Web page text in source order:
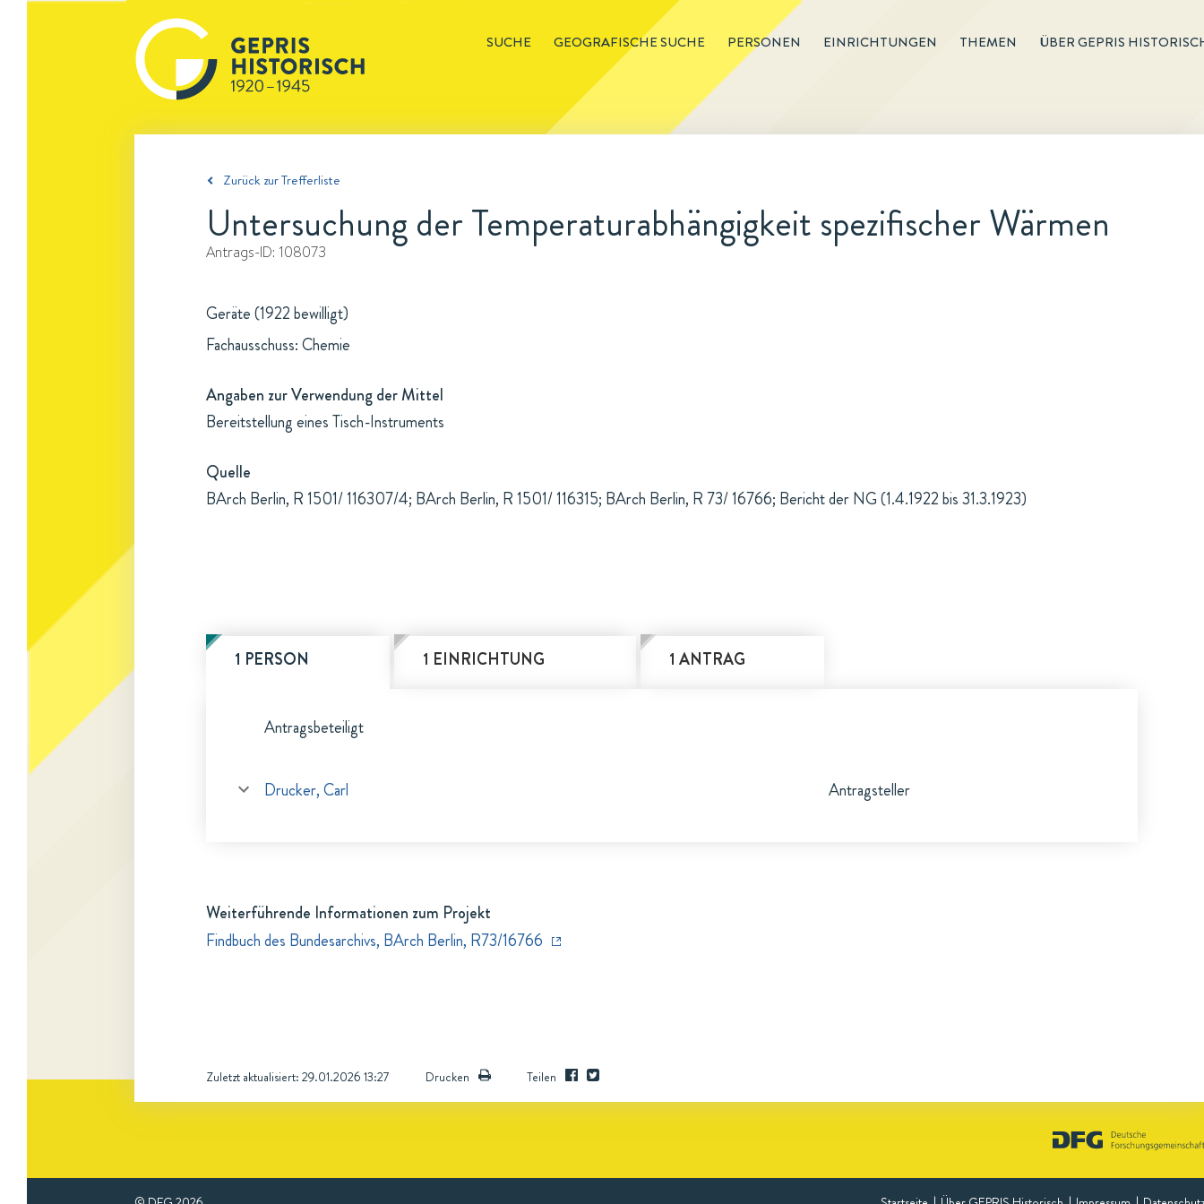
SUCHE GEOGRAFISCHE SUCHE PERSONEN EINRICHTUNGEN THEMEN ÜBER GEPRIS
Zurück zur Trefferliste
Untersuchung der Temperaturabhängigkeit spezifischer Wärmen
Antrags-ID: 108073
Geräte (1922 bewilligt)
Fachausschuss: Chemie
Angaben zur Verwendung der Mittel
Bereitstellung eines Tisch-Instruments
Quelle
BArch Berlin, R 1501/ 116307/4; BArch Berlin, R 1501/ 116315; BArch Berlin, R 73/ 16766; Bericht der NG (1.4.1922 bis 31.3.1923)
1 PERSON 1 EINRICHTUNG 1 ANTRAG
Antragsbeteiligt
Drucker, Carl Antragsteller
Weiterführende Informationen zum Projekt
Findbuch des Bundesarchivs, BArch Berlin, R73/16766
Zuletzt aktualisiert: 29.01.2026 13:27 Drucken Teilen